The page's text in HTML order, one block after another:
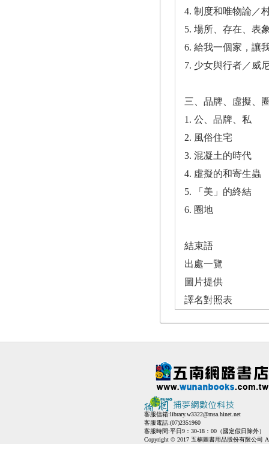
4. 制度和唯物論／
5. 場所、存在、表
6. 給我一個家，讓
7. 少女與行者／威
三、品牌、虛擬、
1. 公、品牌、私
2. 風俗住宅
3. 混凝土的時代
4. 虛擬的和寄生蟲
5. 「美」的終結
6. 圈地
結束語
出處一覽
圖片提供
譯名對照表
客服信箱:library.w3322@msa.hinet.net
客服電話:(07)2351960
客服時間:平日9：30-18：00（國定假日除外）
Copyright © 2017 五楠圖書用品股份有限公司